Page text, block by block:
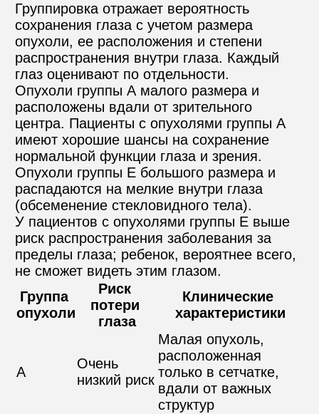
Группировка отражает вероятность
сохранения глаза с учетом размера
опухоли, ее расположения и степени
распространения внутри глаза. Каждый
глаз оценивают по отдельности.
Опухоли группы А малого размера и
расположены вдали от зрительного
центра. Пациенты с опухолями группы А
имеют хорошие шансы на сохранение
нормальной функции глаза и зрения.
Опухоли группы Е большого размера и
распадаются на мелкие внутри глаза
(обсеменение стекловидного тела).
У пациентов с опухолями группы Е выше
риск распространения заболевания за
пределы глаза; ребенок, вероятнее всего,
не сможет видеть этим глазом.
Группа
опухоли
Риск
потери
глаза
Клинические
характеристики
A
Очень
низкий риск
Малая опухоль,
расположенная
только в сетчатке,
вдали от важных
структур